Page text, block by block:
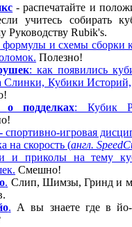
- распечатайте и
учитесь собирать
Руководству Rubik's.
формулы и схемы сборки
Полезно!
: как появились
Кубики Историй,
о подделках: Кубик
- спортивно-игровая
на скорость (англ.
и приколы на тему
Смешно!
. Слип, Шимзы, Гринд и
. А вы знаете где в йо-